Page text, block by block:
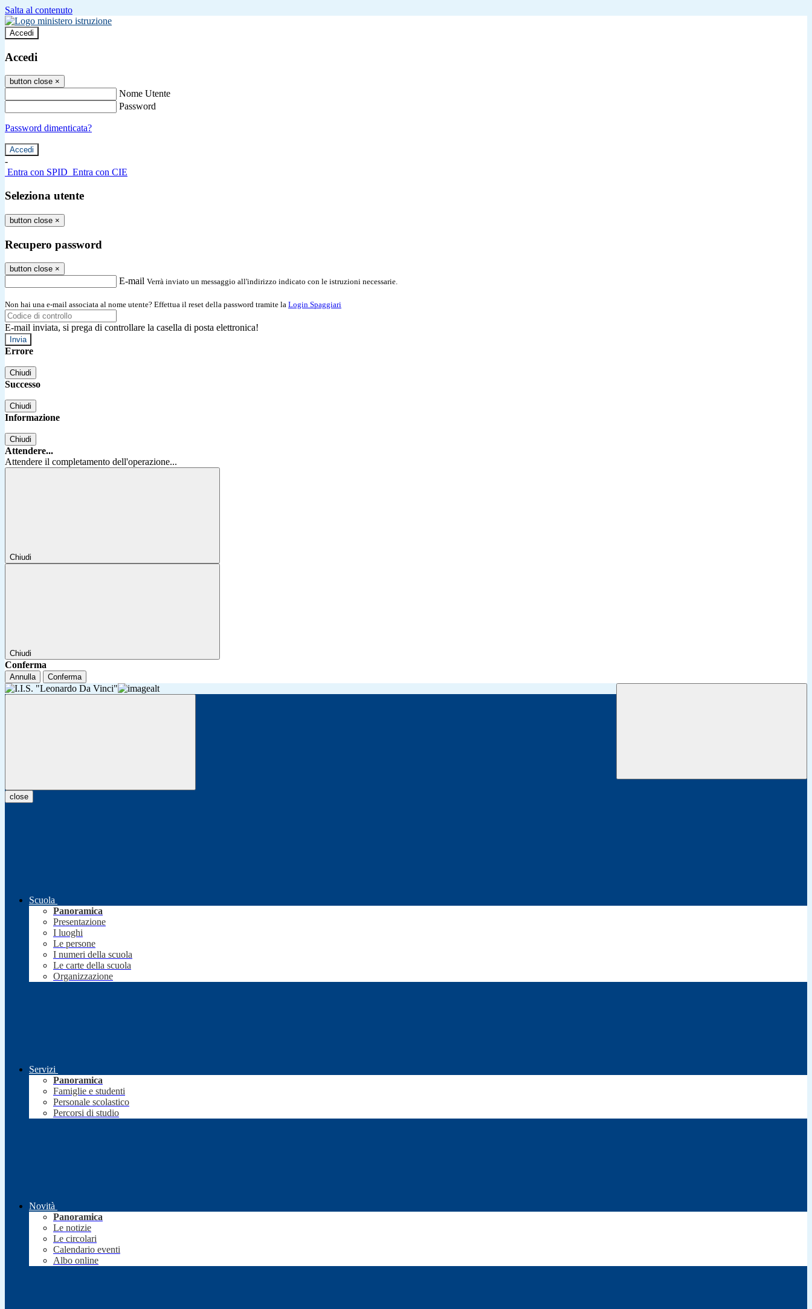
Salta al contenuto
Accedi
Accedi
button close ×
Nome Utente
Password
Password dimenticata?
-
Entra con SPID Entra con CIE
Seleziona utente
button close ×
Recupero password
button close ×
E-mail Verrà inviato un messaggio all'indirizzo indicato con le istruzioni necessarie.
Non hai una e-mail associata al nome utente? Effettua il reset della password tramite la Login Spaggiari
E-mail inviata, si prega di controllare la casella di posta elettronica!
Errore
Chiudi
Successo
Chiudi
Informazione
Chiudi
Attendere...
Attendere il completamento dell'operazione...
Chiudi
Chiudi
Conferma
Annulla Conferma
close
Scuola
Panoramica
Presentazione
I luoghi
Le persone
I numeri della scuola
Le carte della scuola
Organizzazione
Servizi
Panoramica
Famiglie e studenti
Personale scolastico
Percorsi di studio
Novità
Panoramica
Le notizie
Le circolari
Calendario eventi
Albo online